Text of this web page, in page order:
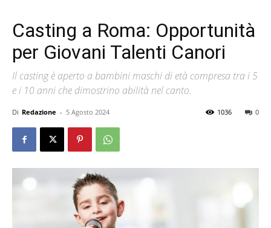
Casting a Roma: Opportunità
per Giovani Talenti Canori
Il casting è aperto a bambini maschi di età compresa tra i 5
e i 10 anni che dimostrino abilità nel canto.
Di Redazione - 5 Agosto 2024 0
1036